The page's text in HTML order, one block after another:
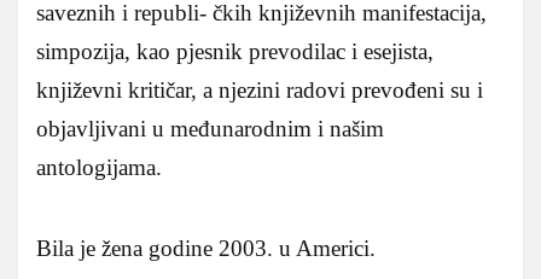
saveznih i republi- čkih književnih manifestacija,
simpozija, kao pjesnik prevodilac i esejista,
književni kritičar, a njezini radovi prevođeni su i
objavljivani u međunarodnim i našim
antologijama.
Bila je žena godine 2003. u Americi.